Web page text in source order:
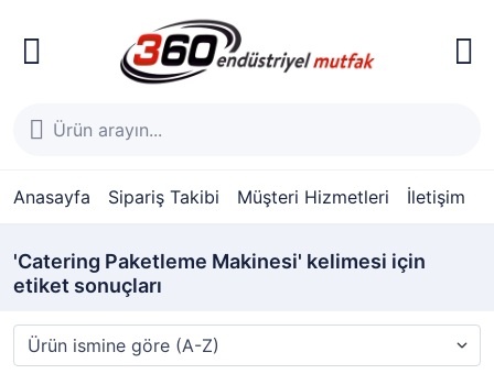
Anasayfa Sipariş Takibi Müşteri Hizmetleri İletişim
'Catering Paketleme Makinesi' kelimesi için
etiket sonuçları